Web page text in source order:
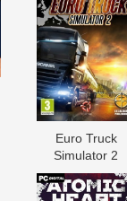
Euro Truck
Simulator 2